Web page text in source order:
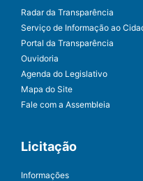
Radar da Transparência
Serviço de Informação ao
Portal da Transparência
Ouvidoria
Agenda do Legislativo
Mapa do Site
Fale com a Assembleia
Licitação
Informações